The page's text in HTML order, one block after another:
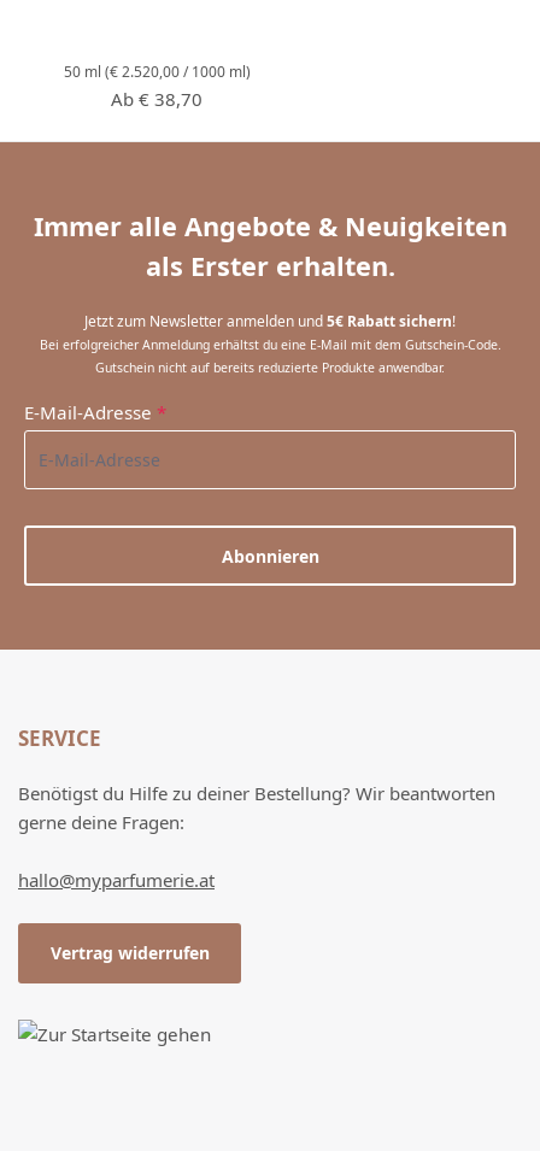
50 ml (€ 2.520,00 / 1000 ml)
Regulärer Preis:
Ab € 38,70
Immer alle Angebote & Neuigkeiten
als Erster erhalten.
Jetzt zum Newsletter anmelden und5€ Rabatt sichern!
Bei erfolgreicher Anmeldung erhältst du eine E-Mail mit dem Gutschein-Code.
Gutschein nicht auf bereits reduzierte Produkte anwendbar.
E-Mail-Adresse *
Abonnieren
SERVICE
Benötigst du Hilfe zu deiner Bestellung? Wir beantworten
gerne deine Fragen:
hallo@myparfumerie.at
Vertrag widerrufen